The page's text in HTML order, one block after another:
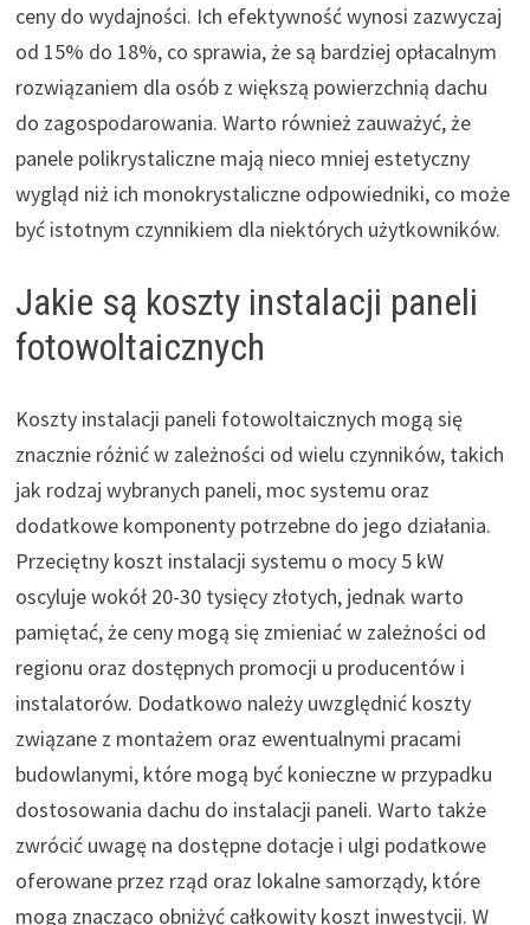
ceny do wydajności. Ich efektywność wynosi zazwyczaj
od 15% do 18%, co sprawia, że są bardziej opłacalnym
rozwiązaniem dla osób z większą powierzchnią dachu
do zagospodarowania. Warto również zauważyć, że
panele polikrystaliczne mają nieco mniej estetyczny
wygląd niż ich monokrystaliczne odpowiedniki, co może
być istotnym czynnikiem dla niektórych użytkowników.
Jakie są koszty instalacji paneli
fotowoltaicznych
Koszty instalacji paneli fotowoltaicznych mogą się
znacznie różnić w zależności od wielu czynników, takich
jak rodzaj wybranych paneli, moc systemu oraz
dodatkowe komponenty potrzebne do jego działania.
Przeciętny koszt instalacji systemu o mocy 5 kW
oscyluje wokół 20-30 tysięcy złotych, jednak warto
pamiętać, że ceny mogą się zmieniać w zależności od
regionu oraz dostępnych promocji u producentów i
instalatorów. Dodatkowo należy uwzględnić koszty
związane z montażem oraz ewentualnymi pracami
budowlanymi, które mogą być konieczne w przypadku
dostosowania dachu do instalacji paneli. Warto także
zwrócić uwagę na dostępne dotacje i ulgi podatkowe
oferowane przez rząd oraz lokalne samorządy, które
mogą znacząco obniżyć całkowity koszt inwestycji. W